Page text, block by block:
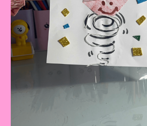
Folclore
Brasileiro
Educação
Infantil